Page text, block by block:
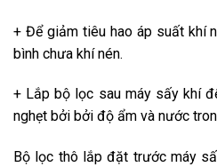
+ Để giảm tiêu hao áp suất khí
bình chưa khí nén.
+ Lắp bộ lọc sau máy sấy khí
nghẹt bởi bởi độ ẩm và nước
Bộ lọc thô lắp đặt trước máy